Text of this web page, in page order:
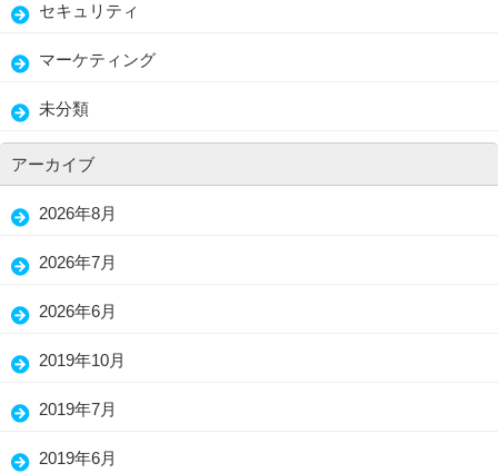
セキュリティ
マーケティング
未分類
アーカイブ
2026年8月
2026年7月
2026年6月
2019年10月
2019年7月
2019年6月